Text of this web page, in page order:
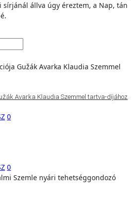
sírjánál állva úgy éreztem, a Nap, tán
Avarka Klaudia Szemmel tartva-díjához
0
0